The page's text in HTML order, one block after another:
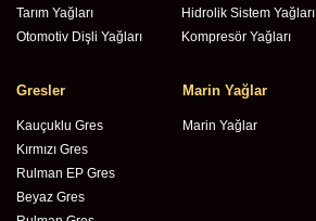
Tarım Yağları
Otomotiv Dişli Yağları
Hidrolik Sistem Yağları
Kompresör Yağları
Gresler
Kauçuklu Gres
Kırmızı Gres
Rulman EP Gres
Beyaz Gres
Marin Yağlar
Marin Yağlar